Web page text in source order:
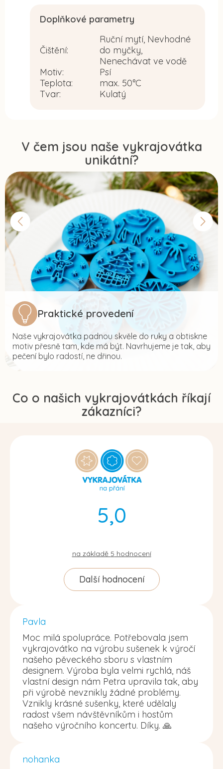
V čem jsou naše vykrajovátka
unikátní?
Praktické provedení
Naše vykrajovátka padnou skvěle do ruky a obtiskne
motiv přesně tam, kde má být. Navrhujeme je tak, aby
pečení bylo radostí, ne dřinou.
Doplňkové parametry
Čištění:
Ruční mytí, Nevhodné
do myčky,
Nenechávat ve vodě
Motiv:
Psí
Teplota:
max. 50°C
Tvar: Kulatý
Co o našich vykrajovátkách říkají
zákazníci?
5,0
na základě 5 hodnocení
Další hodnocení
Pavla
Moc milá spolupráce. Potřebovala jsem
vykrajovátko na výrobu sušenek k výročí
našeho pěveckého sboru s vlastním
designem. Výroba byla velmi rychlá, náš
vlastní design nám Petra upravila tak, aby
při výrobě nevznikly žádné problémy.
Vznikly krásné sušenky, které udělaly
radost všem návštěvníkům i hostům
našeho výročního koncertu. Díky. 🙏
nohanka